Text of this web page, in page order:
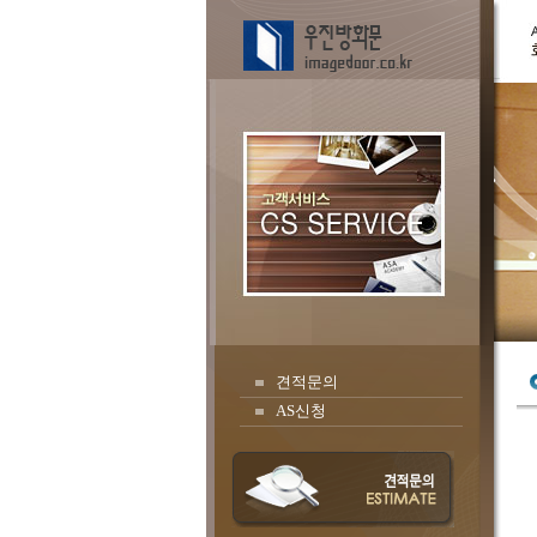
견적문의
AS신청